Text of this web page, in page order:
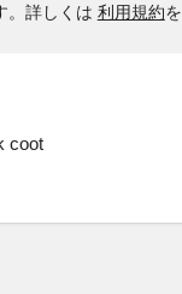
。詳しくは 利用規約
coot